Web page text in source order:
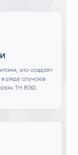
это создаёт
ряде случаев
ТН ВЭД